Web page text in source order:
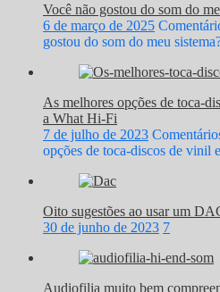
Você não gostou do som do
6 de março de 2025
gostou do som do meu
As melhores opções de toca-
a What Hi-Fi
7 de julho de 2023
opções de toca-discos de vinil
Oito sugestões ao usar um
30 de junho de 2023 7
Audiofilia muito bem